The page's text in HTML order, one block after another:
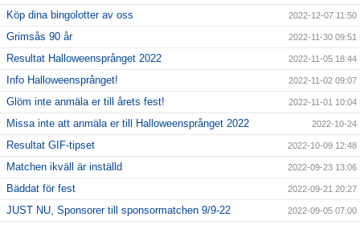
Köp dina bingolotter av oss 2022-12-07 11:50
Grimsås 90 år 2022-11-30 09:51
Resultat Halloweensprånget 2022 2022-11-05 18:44
Info Halloweensprånget! 2022-11-02 09:07
Glöm inte anmäla er till årets fest! 2022-11-01 10:04
Missa inte att anmäla er till Halloweensprånget 2022 2022-10-24
Resultat GIF-tipset 2022-10-09 12:48
Matchen ikväll är inställd 2022-09-23 13:06
Bäddat för fest 2022-09-21 20:27
JUST NU, Sponsorer till sponsormatchen 9/9-22 2022-09-05 07:00